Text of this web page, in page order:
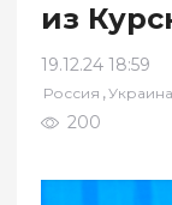
из
19.12.24 18:59
Россия ,Украина
200